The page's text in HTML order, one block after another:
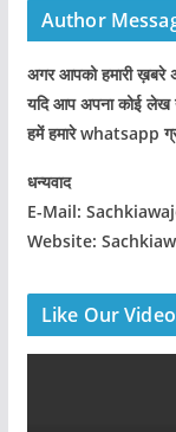
Author
अगर आपको हमारी ख़बरे
यदि आप अपना कोई लेख
हमें हमारे whatsapp
धन्यवाद
E-Mail:
Website:
Like Our